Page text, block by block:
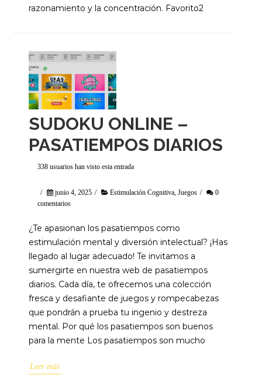
razonamiento y la concentración. Favorito2
SUDOKU ONLINE –
PASATIEMPOS DIARIOS
338 usuarios han visto esta entrada
/ junio 4, 2025 / Estimulación Cognitiva Juegos /
0
comentarios
¿Te apasionan los pasatiempos como
estimulación mental y diversión intelectual? ¡Has
llegado al lugar adecuado! Te invitamos a
sumergirte en nuestra web de pasatiempos
diarios. Cada día, te ofrecemos una colección
fresca y desafiante de juegos y rompecabezas
que pondrán a prueba tu ingenio y destreza
mental. Por qué los pasatiempos son buenos
para la mente Los pasatiempos son mucho
Leer más